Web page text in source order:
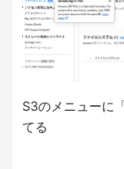
S3のメニューに
てる